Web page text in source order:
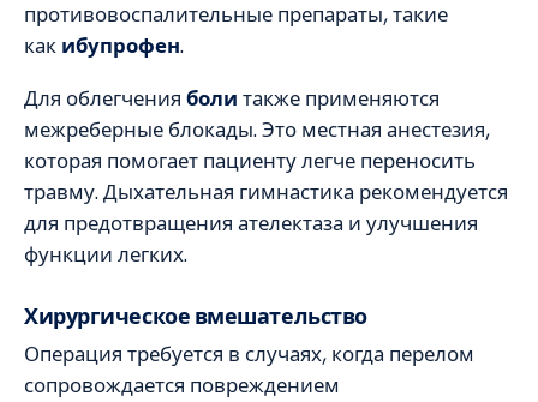
противовоспалительные препараты, такие
как ибупрофен.
Для облегчения боли также применяются
межреберные блокады. Это местная анестезия,
которая помогает пациенту легче переносить
травму. Дыхательная гимнастика рекомендуется
для предотвращения ателектаза и улучшения
функции легких.
Хирургическое вмешательство
Операция требуется в случаях, когда перелом
сопровождается повреждением